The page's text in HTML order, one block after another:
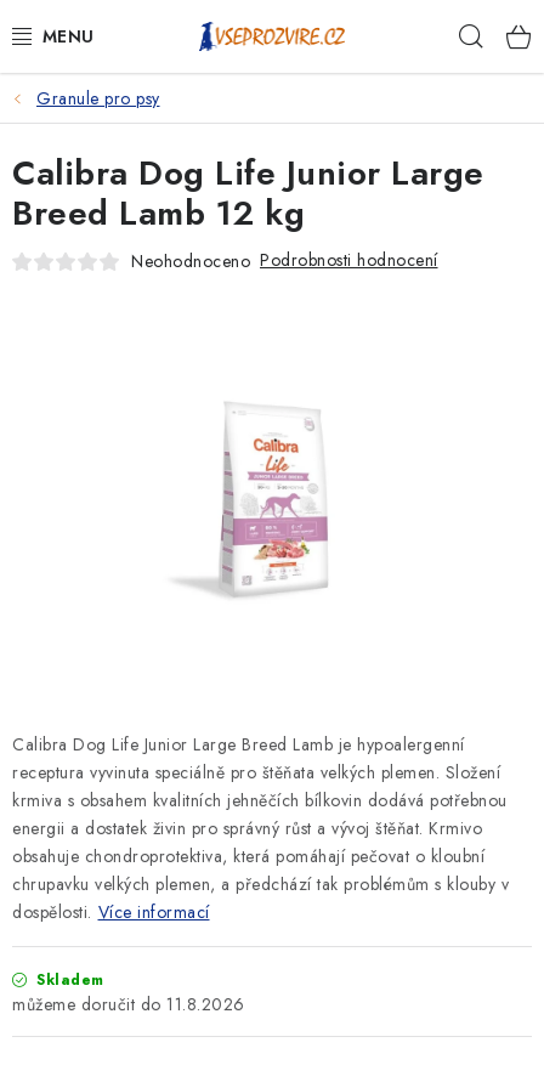
na
PSI
KOČKY
KONĚ
KRÁLÍCI/HLODAVCI/PTÁCI
Granule pro psy
Calibra Dog Life Junior Large Breed Lamb je hypoalergenní
receptura vyvinuta speciálně pro štěňata velkých plemen. Složení
krmiva s obsahem kvalitních jehněčích bílkovin dodává potřebnou
energii a dostatek živin pro správný růst a vývoj štěňat. Krmivo
obsahuje chondroprotektiva, která pomáhají pečovat o kloubní
chrupavku velkých plemen, a předchází tak problémům s klouby v
dospělosti. Více informací
Skladem
11.8.2026
Calibra Dog Life Junior Large
Breed Lamb 12 kg
Neohodnoceno Podrobnosti hodnocení